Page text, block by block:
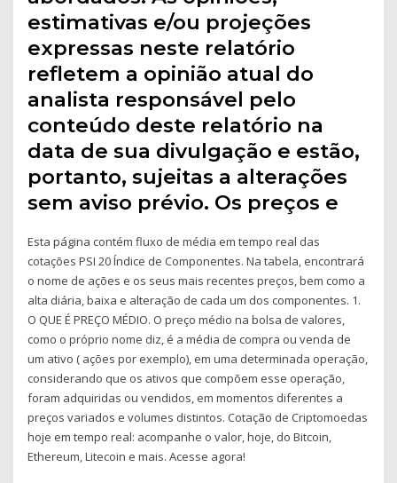
estimativas e/ou projeções
expressas neste relatório
refletem a opinião atual do
analista responsável pelo
conteúdo deste relatório na
data de sua divulgação e estão,
portanto, sujeitas a alterações
sem aviso prévio. Os preços e
Esta página contém fluxo de média em tempo real das
cotações PSI 20 Índice de Componentes. Na tabela, encontrará
o nome de ações e os seus mais recentes preços, bem como a
alta diária, baixa e alteração de cada um dos componentes. 1.
O QUE É PREÇO MÉDIO. O preço médio na bolsa de valores,
como o próprio nome diz, é a média de compra ou venda de
um ativo ( ações por exemplo), em uma determinada operação,
considerando que os ativos que compõem esse operação,
foram adquiridas ou vendidos, em momentos diferentes a
preços variados e volumes distintos. Cotação de Criptomoedas
hoje em tempo real: acompanhe o valor, hoje, do Bitcoin,
Ethereum, Litecoin e mais. Acesse agora!